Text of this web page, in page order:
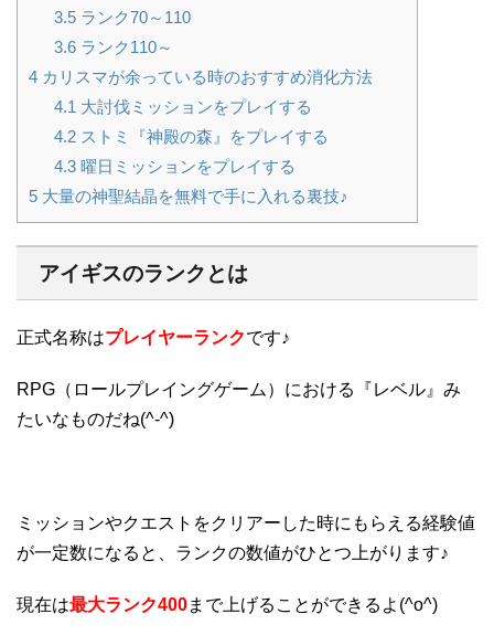
3.5ランク70～110
3.6ランク110～
4 カリスマが余っている時のおすすめ消化方法
4.1 大討伐ミッションをプレイする
4.2ストミ『神殿の森』をプレイする
4.3曜日ミッションをプレイする
5 大量の神聖結晶を無料で手に入れる裏技♪
アイギスのランクとは
正式名称はプレイヤーランクです♪
RPG（ロールプレイングゲーム）における『レベル』み
たいなものだね(^-^)
ミッションやクエストをクリアーした時にもらえる経験値
が一定数になると、ランクの数値がひとつ上がります♪
現在は最大ランク400まで上げることができるよ(^o^)